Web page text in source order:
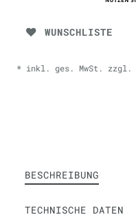
WUNSCHLISTE
* inkl. ges. MwSt. zzgl.
BESCHREIBUNG
TECHNISCHE DATEN